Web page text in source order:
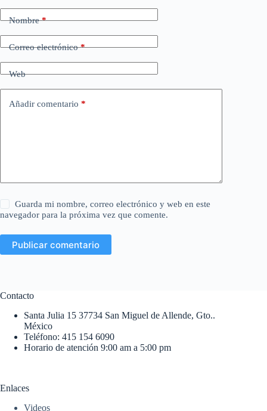
Nombre*
Correo electrónico*
Web
Añadir comentario *
Guarda mi nombre, correo electrónico y web en este
navegador para la próxima vez que comente.
Publicar comentario
Contacto
Santa Julia 15 37734 San Miguel de Allende, Gto..
México
Teléfono: 415 154 6090
Horario de atención 9:00 am a 5:00 pm
Enlaces
Videos